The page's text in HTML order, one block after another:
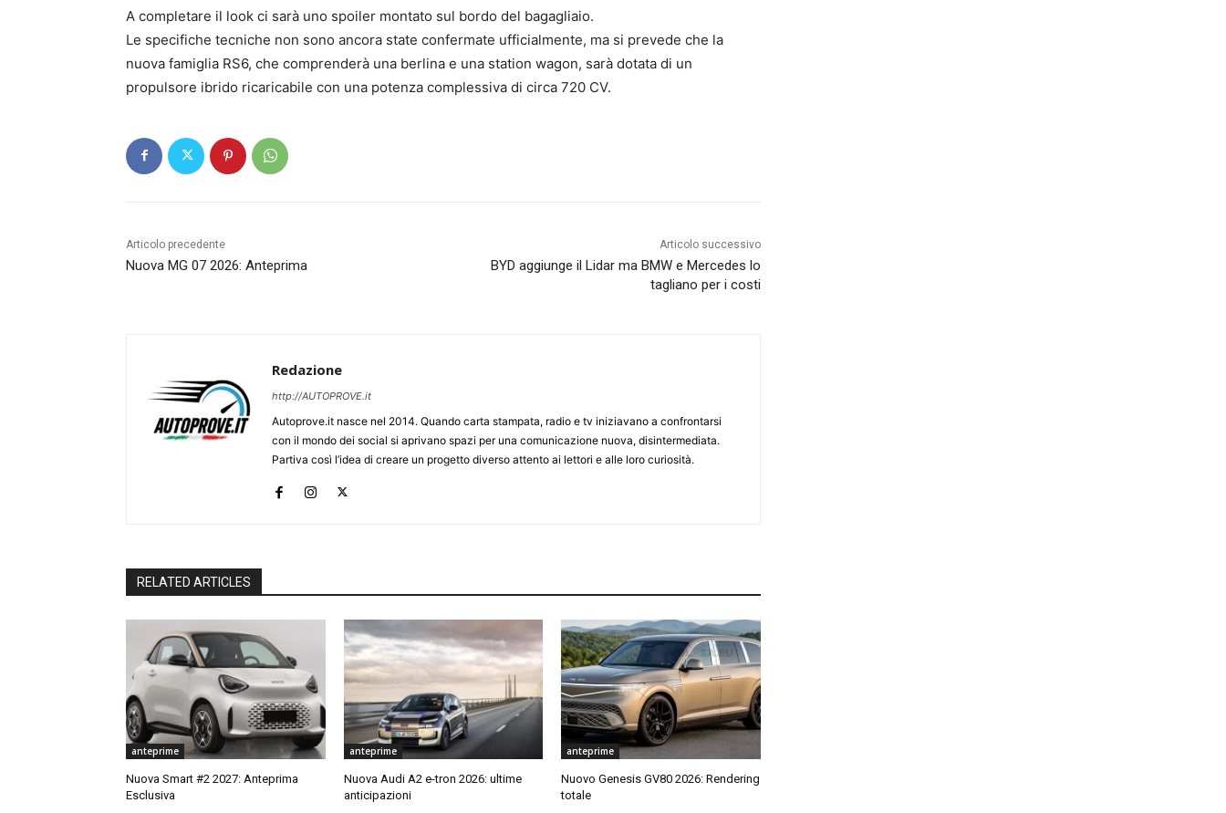
A completare il look ci sarà uno spoiler montato sul bordo del bagagliaio.
Le specifiche tecniche non sono ancora state confermate ufficialmente, ma si prevede che la
nuova famiglia RS6, che comprenderà una berlina e una station wagon, sarà dotata di un
propulsore ibrido ricaricabile con una potenza complessiva di circa 720 CV.
Articolo precedente
Nuova MG 07 2026: Anteprima
Articolo successivo
BYD aggiunge il Lidar ma BMW e Mercedes lo
tagliano per i costi
Redazione
http://AUTOPROVE.it
Autoprove.it nasce nel 2014. Quando carta stampata, radio e tv iniziavano a confrontarsi
con il mondo dei social si aprivano spazi per una comunicazione nuova, disintermediata.
Partiva così l’idea di creare un progetto diverso attento ai lettori e alle loro curiosità.
RELATED ARTICLES
anteprime
Nuova Smart #2 2027: Anteprima
Esclusiva
anteprime
Nuova Audi A2 e-tron 2026: ultime
anticipazioni
anteprime
Nuovo Genesis GV80 2026: Rendering
totale